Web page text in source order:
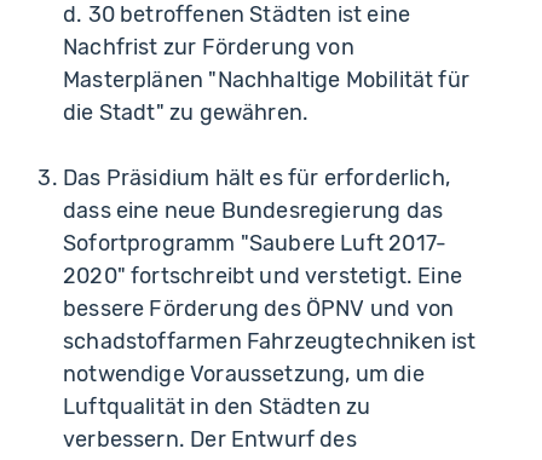
d. 30 betroffenen Städten ist eine
Nachfrist zur Förderung von
Masterplänen "Nachhaltige Mobilität für
die Stadt" zu gewähren.
Das Präsidium hält es für erforderlich,
dass eine neue Bundesregierung das
Sofortprogramm "Saubere Luft 2017-
2020" fortschreibt und verstetigt. Eine
bessere Förderung des ÖPNV und von
schadstoffarmen Fahrzeugtechniken ist
notwendige Voraussetzung, um die
Luftqualität in den Städten zu
verbessern. Der Entwurf des